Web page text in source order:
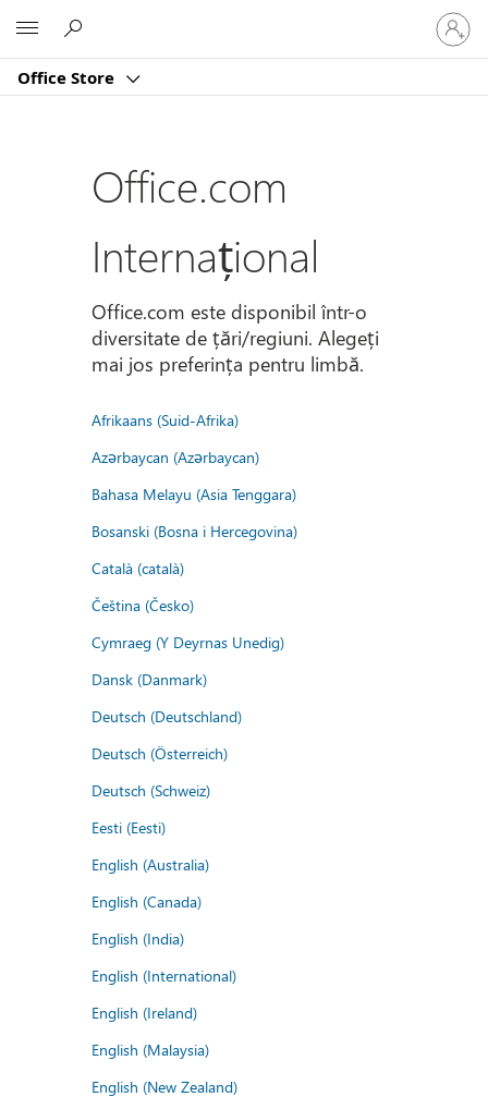
Office Store
vă
la
dvs.
Office.com
Internațional
Office.com este disponibil într-o
diversitate de țări/regiuni. Alegeți
mai jos preferința pentru limbă.
Afrikaans (Suid-Afrika)
Azərbaycan (Azərbaycan)
Bahasa Melayu (Asia Tenggara)
Bosanski (Bosna i Hercegovina)
Català (català)
Čeština (Česko)
Cymraeg (Y Deyrnas Unedig)
Dansk (Danmark)
Deutsch (Deutschland)
Deutsch (Österreich)
Deutsch (Schweiz)
Eesti (Eesti)
English (Australia)
English (Canada)
English (India)
English (International)
English (Ireland)
English (Malaysia)
English (New Zealand)